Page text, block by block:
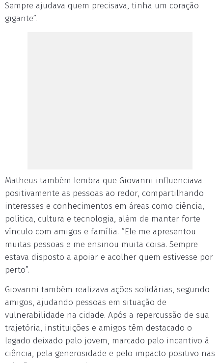
Sempre ajudava quem precisava, tinha um coração
gigante”.
Matheus também lembra que Giovanni influenciava
positivamente as pessoas ao redor, compartilhando
interesses e conhecimentos em áreas como ciência,
política, cultura e tecnologia, além de manter forte
vínculo com amigos e família. “Ele me apresentou
muitas pessoas e me ensinou muita coisa. Sempre
estava disposto a apoiar e acolher quem estivesse por
perto”.
Giovanni também realizava ações solidárias, segundo
amigos, ajudando pessoas em situação de
vulnerabilidade na cidade. Após a repercussão de sua
trajetória, instituições e amigos têm destacado o
legado deixado pelo jovem, marcado pelo incentivo à
ciência, pela generosidade e pelo impacto positivo nas